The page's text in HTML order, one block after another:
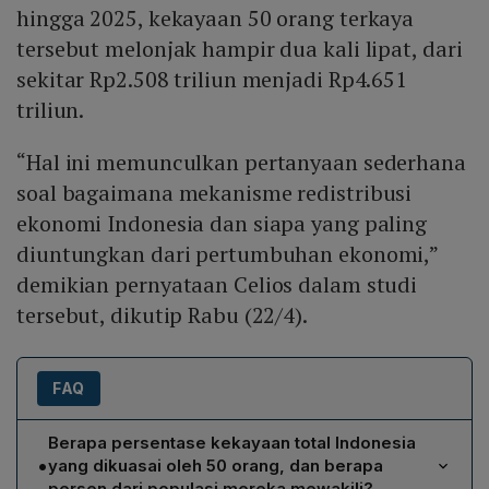
hingga 2025, kekayaan 50 orang terkaya
tersebut melonjak hampir dua kali lipat, dari
sekitar Rp2.508 triliun menjadi Rp4.651
triliun.
“Hal ini memunculkan pertanyaan sederhana
soal bagaimana mekanisme redistribusi
ekonomi Indonesia dan siapa yang paling
diuntungkan dari pertumbuhan ekonomi,”
demikian pernyataan Celios dalam studi
tersebut, dikutip Rabu (22/4).
FAQ
•
Berapa persentase kekayaan total Indonesia
yang dikuasai oleh 50 orang, dan berapa